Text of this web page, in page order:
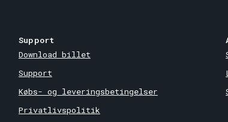
Support
Download billet
Support
Købs- og leveringsbetingelser
Privatlivspolitik